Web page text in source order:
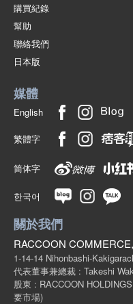
購買紀錄
幫助
聯絡我們
日本版
媒體
English
繁體字
简体字
한국어
關於我們
RACCOON
1-14-14 Nihonbashi-
代表董事兼總裁 : Takeshi
股東 : RACCOON
要市場)